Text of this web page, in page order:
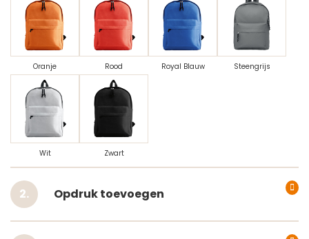
Oranje Rood Royal Blauw Steengrijs
Wit Zwart
Opdruk toevoegen